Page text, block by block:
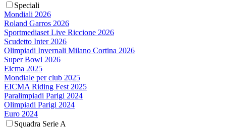
Speciali
Mondiali 2026
Roland Garros 2026
Sportmediaset Live Riccione 2026
Scudetto Inter 2026
Olimpiadi Invernali Milano Cortina 2026
Super Bowl 2026
Eicma 2025
Mondiale per club 2025
EICMA Riding Fest 2025
Paralimpiadi Parigi 2024
Olimpiadi Parigi 2024
Euro 2024
Squadra Serie A